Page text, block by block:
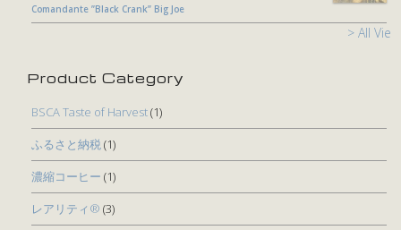
Comandante ”Black Crank” Big Joe
> All View
Product Category
BSCA Taste of Harvest(1)
ふるさと納税(1)
濃縮コーヒー (1)
レアリティ® (3)